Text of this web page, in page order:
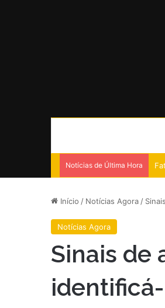
Notícias de Última Hora
Início / Notícias Agora /
Notícias Agora
Sinais de